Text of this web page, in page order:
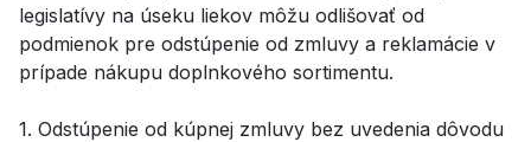
legislatívy na úseku liekov môžu odlišovať od
podmienok pre odstúpenie od zmluvy a reklamácie v
prípade nákupu doplnkového sortimentu.
1. Odstúpenie od kúpnej zmluvy bez uvedenia dôvodu